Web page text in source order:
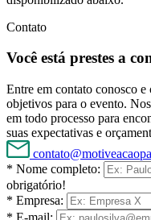
Contato
Você está prestes a
Entre em contato conosco e
objetivos para o evento.
em todo processo para
suas expectativas e
* Nome completo:
obrigatório!
* Empresa:
* E-mail: